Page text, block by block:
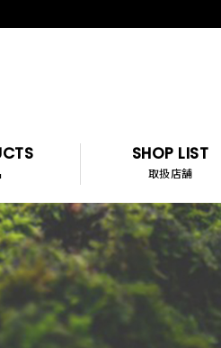
SHOP LIST
取扱店舗